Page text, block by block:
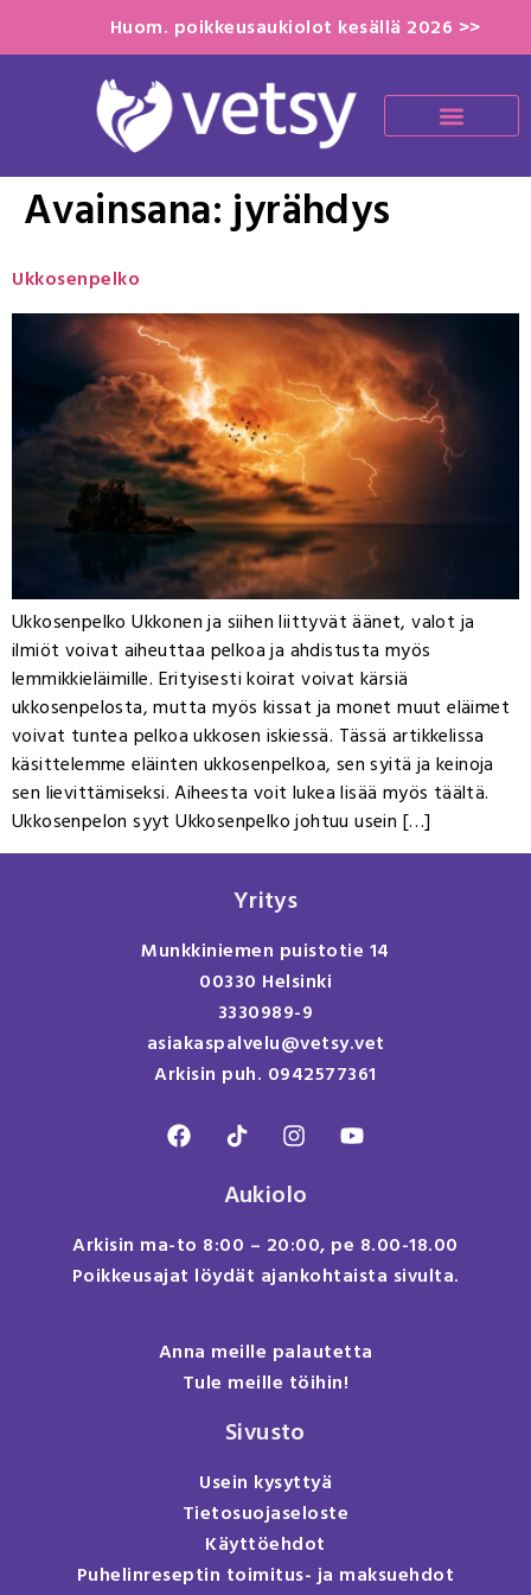
Huom. poikkeusaukiolot kesällä 2026 >>
Avainsana:jyrähdys
Ukkosenpelko
Ukkosenpelko Ukkonen ja siihen liittyvät äänet, valot ja
ilmiöt voivat aiheuttaa pelkoa ja ahdistusta myös
lemmikkieläimille. Erityisesti koirat voivat kärsiä
ukkosenpelosta, mutta myös kissat ja monet muut eläimet
voivat tuntea pelkoa ukkosen iskiessä. Tässä artikkelissa
käsittelemme eläinten ukkosenpelkoa, sen syitä ja keinoja
sen lievittämiseksi. Aiheesta voit lukea lisää myös täältä.
Ukkosenpelon syyt Ukkosenpelko johtuu usein […]
Yritys
Munkkiniemen puistotie 14
00330 Helsinki
3330989-9
asiakaspalvelu@vetsy.vet
Arkisin puh. 0942577361
Aukiolo
Arkisin ma-to 8:00 – 20:00, pe 8.00-18.00
Poikkeusajat löydät ajankohtaista sivulta.
Anna meille palautetta
Tule meille töihin!
Sivusto
Usein kysyttyä
Tietosuojaseloste
Käyttöehdot
Puhelinreseptin toimitus- ja maksuehdot